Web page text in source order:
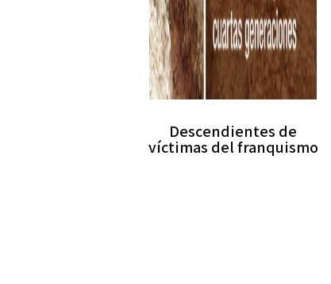
Descendientes de
víctimas del franquismo